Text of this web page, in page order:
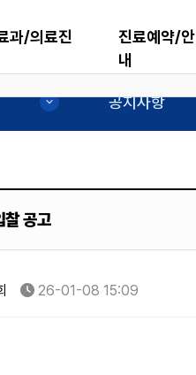
과/의료진
진료예약/안
내
공지사항
공고
26-01-08 15:09